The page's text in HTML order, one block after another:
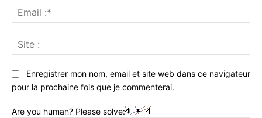
:*
:
Enregistrer mon nom, email et site web dans ce navigateur
pour la prochaine fois que je commenterai.
Are you human? Please solve: